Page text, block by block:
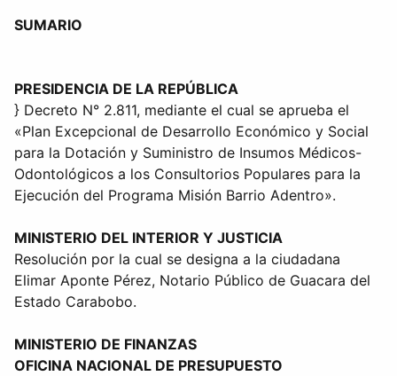
SUMARIO
PRESIDENCIA DE LA REPÚBLICA
} Decreto N° 2.811, mediante el cual se aprueba el
«Plan Excepcional de Desarrollo Económico y Social
para la Dotación y Suministro de Insumos Médicos-
Odontológicos a los Consultorios Populares para la
Ejecución del Programa Misión Barrio Adentro».
MINISTERIO DEL INTERIOR Y JUSTICIA
Resolución por la cual se designa a la ciudadana
Elimar Aponte Pérez, Notario Público de Guacara del
Estado Carabobo.
MINISTERIO DE FINANZAS
OFICINA NACIONAL DE PRESUPUESTO